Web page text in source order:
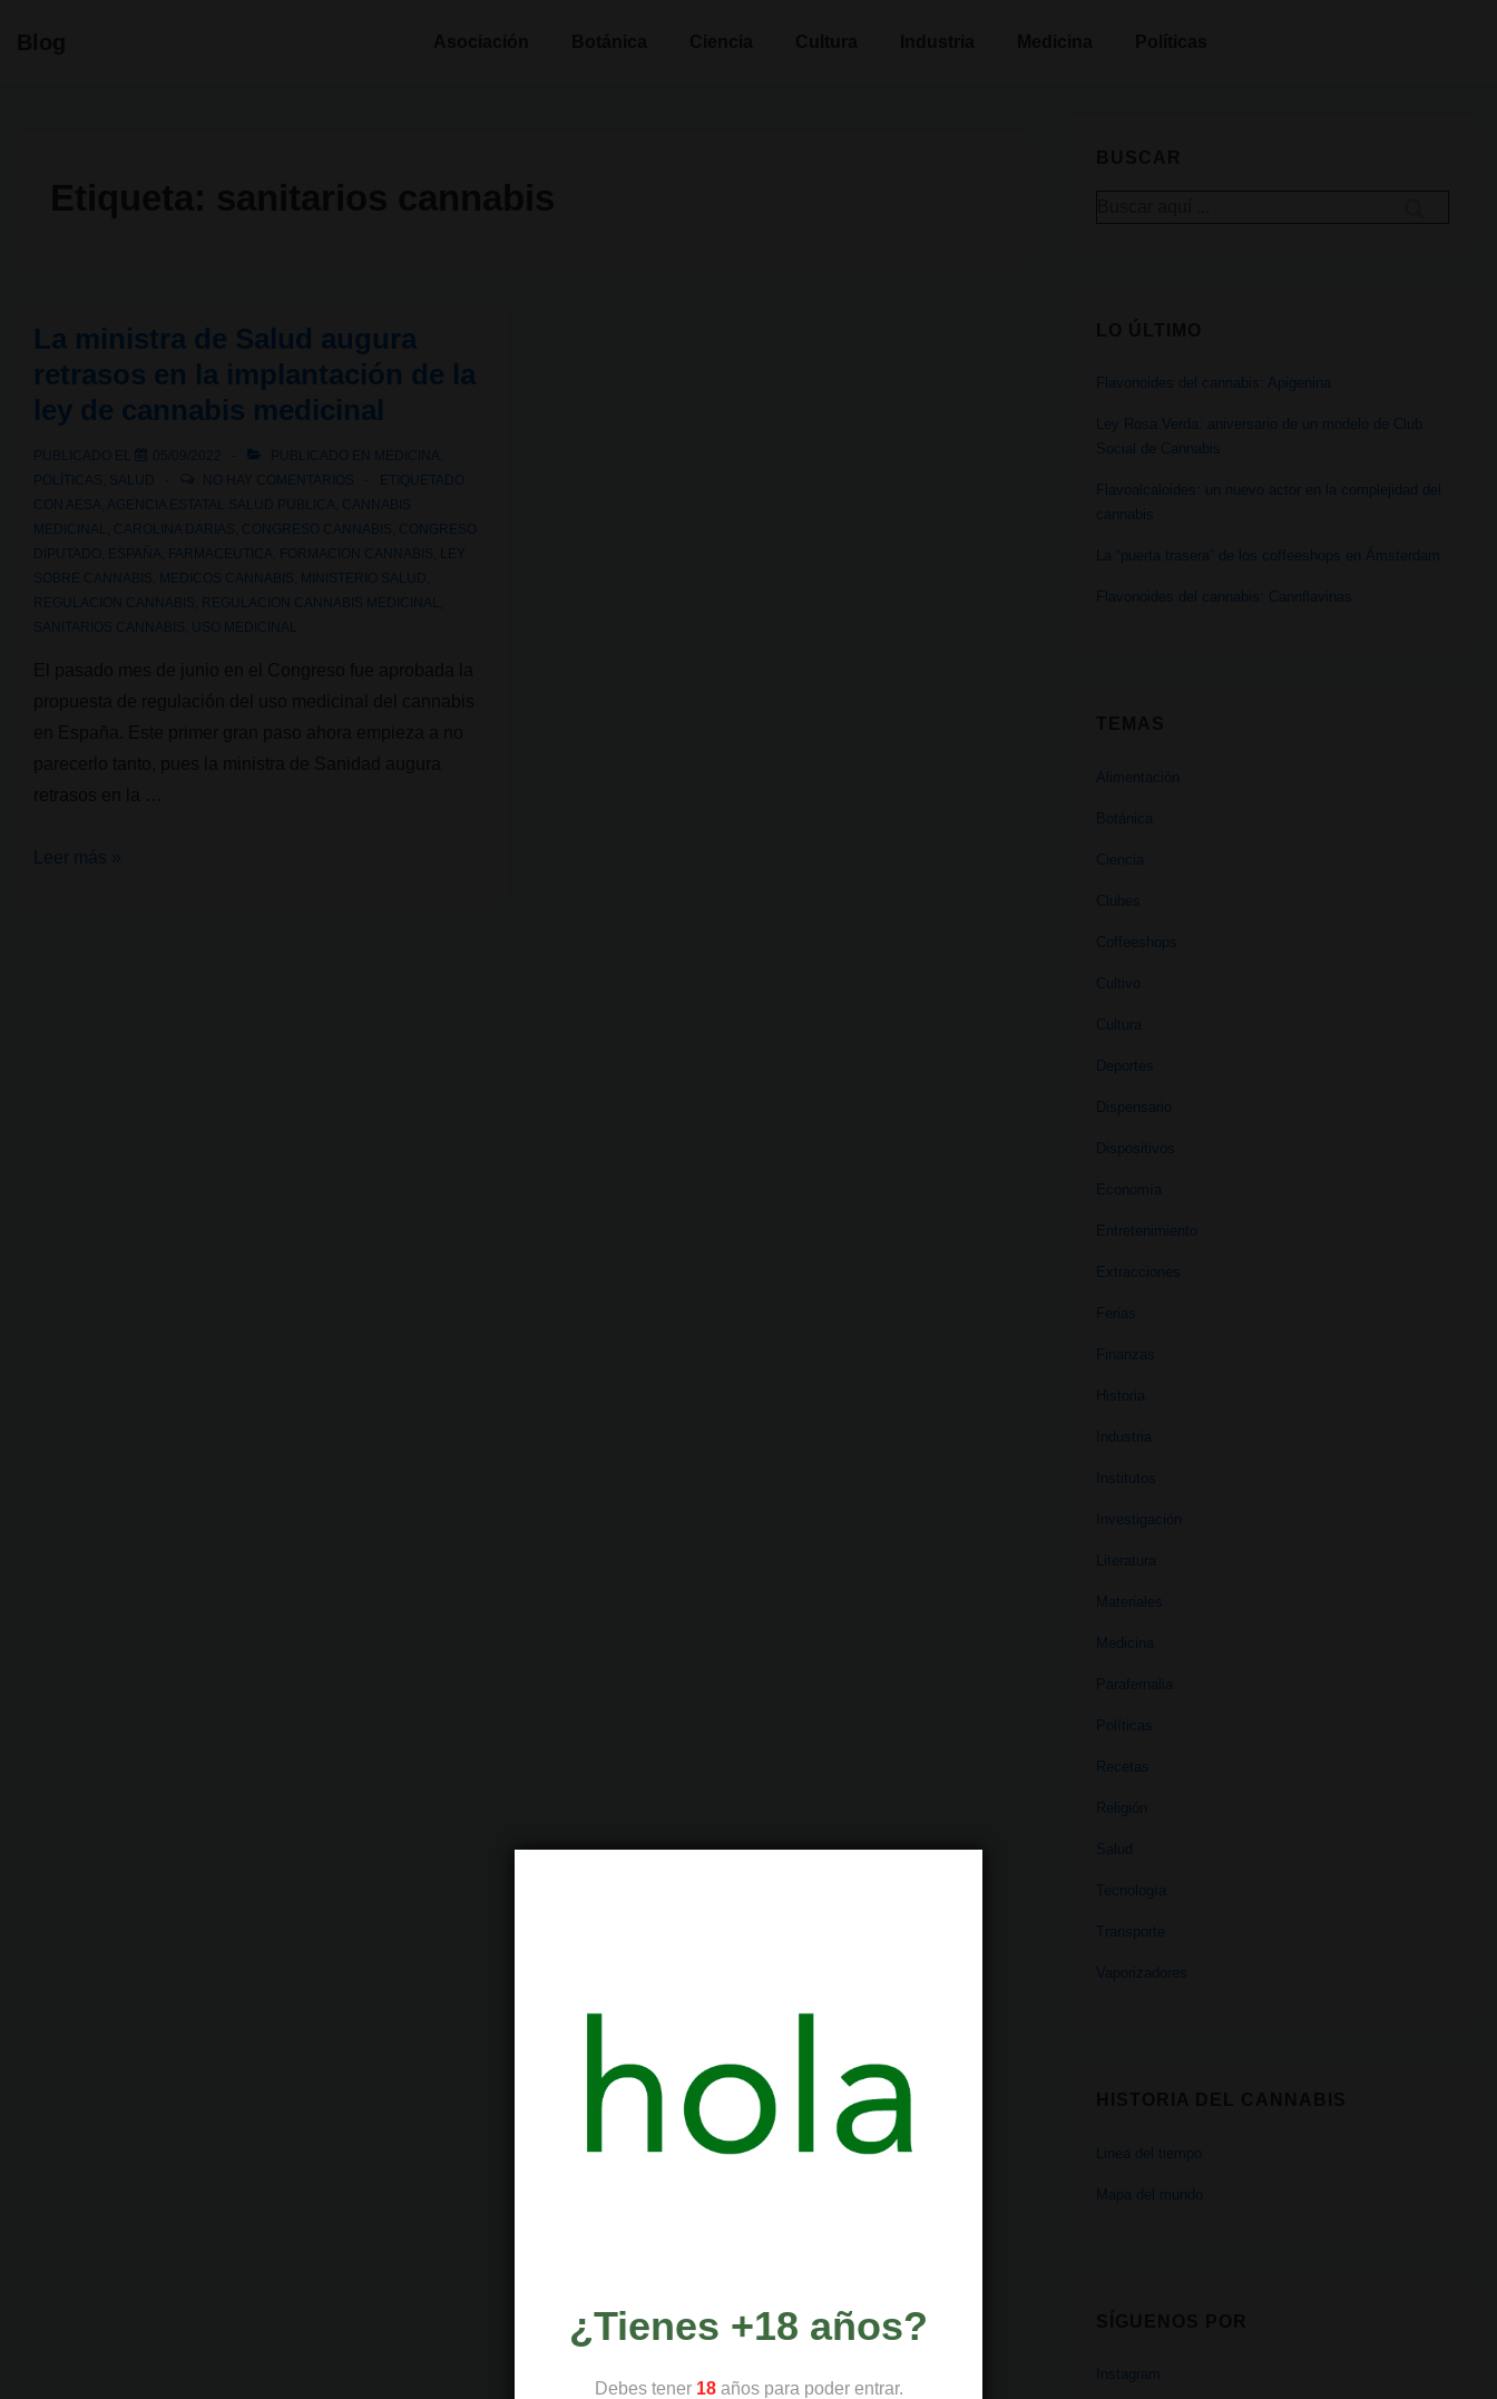
La ministra de Salud augura
retrasos en la implantación de la
ley de cannabis medicinal
PUBLICADO EL 05/09/2022 PUBLICADO EN MEDICINA
POLÍTICAS SALUD NO HAY COMENTARIOS
ETIQUETADO
CON
AESA AGENCIA ESTATAL SALUD PUBLICA
CANNABIS
MEDICINAL
CAROLINA DARIAS CONGRESO CANNABIS CONGRESO
DIPUTADO
ESPAÑA FARMACEUTICA FORMACION CANNABIS
SOBRE CANNABIS
MEDICOS CANNABIS MINISTERIO SALUD
REGULACION CANNABIS
REGULACION CANNABIS MEDICINAL
SANITARIOS CANNABIS USO MEDICINAL
La
Leer más »
Flavonoides del cannabis: Apigenina
Ley Rosa Verda: aniversario de un modelo de Club
Social de Cannabis
Flavoalcaloides: un nuevo actor en la complejidad del
cannabis
La “puerta trasera” de los coffeeshops en Ámsterdam
Flavonoides del cannabis: Cannflavinas
Alimentación
Botánica
Ciencia
Clubes
Coffeeshops
Cultivo
Cultura
Deportes
Dispensario
Dispositivos
Economía
Entretenimiento
Extracciones
Ferias
Finanzas
Historia
Industria
Institutos
Investigación
Literatura
Materiales
Medicina
Parafernalia
Políticas
Recetas
Religión
Salud
Tecnología
Transporte
Vaporizadores
Linea del tiempo
Mapa del mundo
Instagram
¿Tienes +18 años?
Debes tener 18años para poder entrar.